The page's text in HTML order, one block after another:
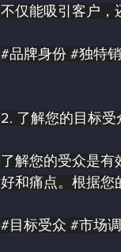
不仅能吸引客户，
#品牌身份 #独特
2. 了解您的目标受
了解您的受众是有
好和痛点。根据您
#目标受众 #市场